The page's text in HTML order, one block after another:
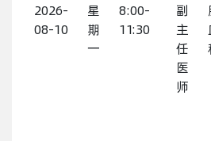
2026-
08-10
星
期
一
8:00-
11:30
副
主
任
医
师